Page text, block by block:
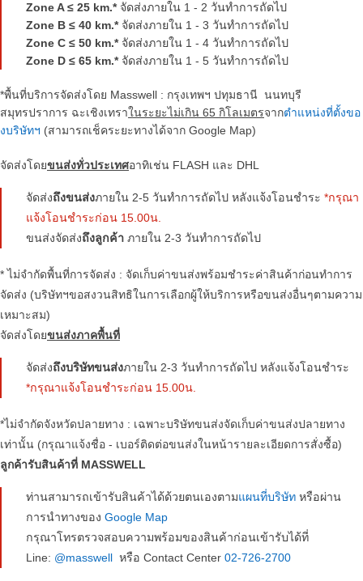
Zone A ≤ 25 km.*จัดส่งภายใน 1 - 2 วันทำการถัดไป
Zone B ≤ 40 km.*จัดส่งภายใน 1 - 3 วันทำการถัดไป
Zone C ≤ 50 km.*จัดส่งภายใน 1 - 4 วันทำการถัดไป
Zone D ≤ 65 km.*จัดส่งภายใน 1 - 5 วันทำการถัดไป
*พื้นที่บริการจัดส่งโดย Masswell : กรุงเทพฯ ปทุมธานี นนทบุรี
สมุทรปราการ ฉะเชิงเทราในระยะไม่เกิน 65 กิโลเมตรจากตำแหน่งที่ตั้งขอ
งบริษัทฯ (สามารถเช็คระยะทางได้จาก Google Map)
จัดส่งโดยขนส่งทั่วประเทศอาทิเช่น FLASH และ DHL
จัดส่งถึงขนส่งภายใน 2-5 วันทำการถัดไป หลังแจ้งโอนชำระ *กรุณา
แจ้งโอนชำระก่อน 15.00น.
ขนส่งจัดส่งถึงลูกค้า ภายใน 2-3 วันทำการถัดไป
* ไม่จำกัดพื้นที่การจัดส่ง : จัดเก็บค่าขนส่งพร้อมชำระค่าสินค้าก่อนทำการ
จัดส่ง (บริษัทฯขอสงวนสิทธิในการเลือกผู้ให้บริการหรือขนส่งอื่นๆตามความ
เหมาะสม)
จัดส่งโดยขนส่งภาคพื้นที่
จัดส่งถึงบริษัทขนส่งภายใน 2-3 วันทำการถัดไป หลังแจ้งโอนชำระ
*กรุณาแจ้งโอนชำระก่อน 15.00น.
*ไม่จำกัดจังหวัดปลายทาง : เฉพาะบริษัทขนส่งจัดเก็บค่าขนส่งปลายทาง
เท่านั้น (กรุณาแจ้งชื่อ - เบอร์ติดต่อขนส่งในหน้ารายละเอียดการสั่งซื้อ)
ลูกค้ารับสินค้าที่ MASSWELL
ท่านสามารถเข้ารับสินค้าได้ด้วยตนเองตามแผนที่บริษัท หรือผ่าน
การนำทางของ Google Map
กรุณาโทรตรวจสอบความพร้อมของสินค้าก่อนเข้ารับได้ที่
Line: @masswell หรือ Contact Center 02-726-2700